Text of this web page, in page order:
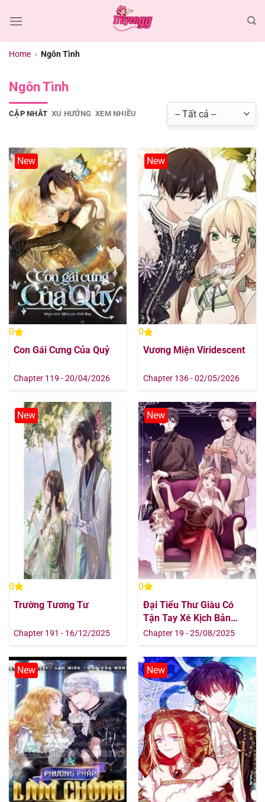
đến
dungHome » Ngôn Tình
Ngôn Tình
CẬP NHÂT XU HƯỚNG XEM NHIỀU
New
0
Con Gái Cưng Của Quỷ
Chapter 119 - 20/04/2026
New
0
Vương Miện Viridescent
Chapter 136 - 02/05/2026
New
0
Trường Tương Tư
Chapter 191 - 16/12/2025
New
0
Đại Tiểu Thư Giàu Có
Tận Tay Xé Kịch Bản
Bạch Nguyệt Quang
Chapter 19 - 25/08/2025
New New